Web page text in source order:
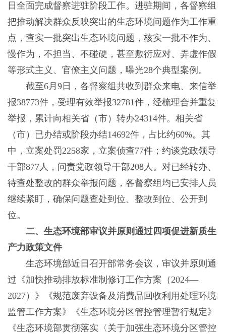
日全面完成督察进驻阶段工作。进驻期间，各督察组
把推动解决群众反映突出的生态环境问题作为工作重
点，查实一批突出生态环境问题，核实一批不作为、
慢作为，不担当、不碰硬，甚至敷衍应对、弄虚作假
等形式主义、官僚主义问题，曝光28个典型案例。
截至6月9日，各督察组共收到群众来电、来信举
报38773件，受理有效举报32781件，经梳理合并重复
举报，累计向相关省（市）转办24314件。相关省
（市）已办结或阶段办结14692件，占比约60%。其
中，立案处罚2258家，立案侦查77件；约谈党政领导
干部877人，问责党政领导干部208人。对已经转办、
待查处整改的群众举报问题，各督察组均已安排人员
继续紧盯，确保问题查处到位、整改到位、公开到
位。
二、生态环境部审议并原则通过四项促进新质生
产力政策文件
生态环境部近日召开部常务会议，审议并原则通
过《加快推动排放标准制修订工作方案（2024—
2027）》《规范废弃设备及消费品回收利用处理环境
监管工作方案》《生态环境分区管控管理暂行规定》
《生态环境部贯彻落实〈关于加强生态环境分区管控